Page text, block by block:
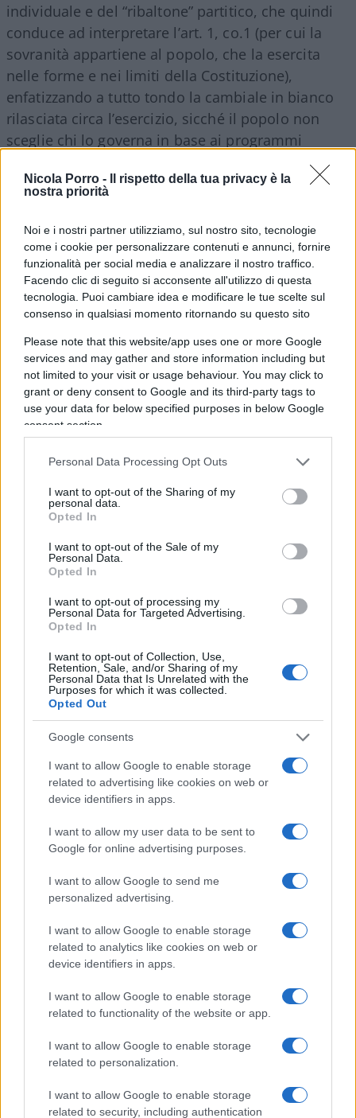
Nicola Porro -
Il rispetto della tua privacy è la
nostra priorità
Noi e i nostri partner utilizziamo, sul nostro sito, tecnologie
come i cookie per personalizzare contenuti e annunci, fornire
funzionalità per social media e analizzare il nostro traffico.
Facendo clic di seguito si acconsente all'utilizzo di questa
tecnologia. Puoi cambiare idea e modificare le tue scelte sul
consenso in qualsiasi momento ritornando su questo sito
Please note that this website/app uses one or more Google
services and may gather and store information including but
not limited to your visit or usage behaviour. You may click to
grant or deny consent to Google and its third-party tags to
use your data for below specified purposes in below Google
consent section.
Personal Data Processing Opt Outs
I want to opt-out of the Sharing of my
personal data.
Opted In
I want to opt-out of the Sale of my
Personal Data.
Opted In
I want to opt-out of processing my
Personal Data for Targeted Advertising.
Opted In
I want to opt-out of Collection, Use,
Retention, Sale, and/or Sharing of my
Personal Data that Is Unrelated with the
Purposes for which it was collected.
Opted Out
Google consents
I want to allow Google to enable storage
related to advertising like cookies on web or
device identifiers in apps.
I want to allow my user data to be sent to
Google for online advertising purposes.
I want to allow Google to send me
personalized advertising.
I want to allow Google to enable storage
related to analytics like cookies on web or
device identifiers in apps.
I want to allow Google to enable storage
related to functionality of the website or app.
I want to allow Google to enable storage
related to personalization.
I want to allow Google to enable storage
related to security, including authentication
individuale e del “ribaltone” partitico, che quindi
conduce ad interpretare l’art. 1, co.1 (per cui la
sovranità appartiene al popolo, che la esercita
nelle forme e nei limiti della Costituzione),
enfatizzando a tutto tondo la cambiale in bianco
rilasciata circa l’esercizio, sicché il popolo non
sceglie chi lo governa in base ai programmi
elettorali, perché a cominciare dai singoli e a
finire coi gruppi parlamentari tutto è possibile e
praticabile. Sicché il popolo sceglie solo le
coalizioni e i partiti, che possono disporre delle
loro doti elettorali senza vincoli a priori, se non di
convenienza politica, quale accertata a posteriori
in base alla congiuntura politica.
Da qui una duplice considerazione. La prima
formale, che cioè, condividendo questo indirizzo,
come hanno fatto Lega, 5Stelle e Pd, non si può
rimettere in discussione il mandato imperativo,
possibile squagliamento dei suoi gruppi
parlamentari. Non lo può fare, senza contraddire
allo stesso tempo il cambio del partner di
5Stelle. La libertà di scelta, fino al punto di
convolare ad una alleanza con il Pd, dopo una
contrapposizione violenta che ha caratterizzato la
nascita e la vita del suo movimento, auspice un
piattaformaRousseau; questa libertà di scelta gli è
concessa perché basata su quella di tutti gli eletti,
singolarmente o collettivamente considerati.
piattaformaRousseau, con la previsione di
sanzioni pecuniarie a danno dei fuoriusciti, che
spiegabile il perché tali sanzioni siano state
previste all’inizio, per compensare una selezione
dei candidati quanto mai approssimativa; ma non
sono assolutamente compatibili con la esclusione
costituzionale del mandato imperativo.
La seconda considerazione è sostanziale. Se la
sovranità del popolo è ridotta ad una scelta
limitata alle sigle, senza che queste siano tenute a
rispettare le loro stesse indicazioni
favorire l’astensionismo, perché quanto si riduce